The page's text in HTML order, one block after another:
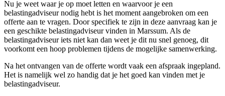
Nu je weet waar je op moet letten en waarvoor je een
belastingadviseur nodig hebt is het moment aangebroken om een
offerte aan te vragen. Door specifiek te zijn in deze aanvraag kan je
een geschikte belastingadviseur vinden in Marssum. Als de
belastingadviseur iets niet kan dan weet je dit nu snel genoeg, dit
voorkomt een hoop problemen tijdens de mogelijke samenwerking.
Na het ontvangen van de offerte wordt vaak een afspraak ingepland.
Het is namelijk wel zo handig dat je het goed kan vinden met je
belastingadviseur.